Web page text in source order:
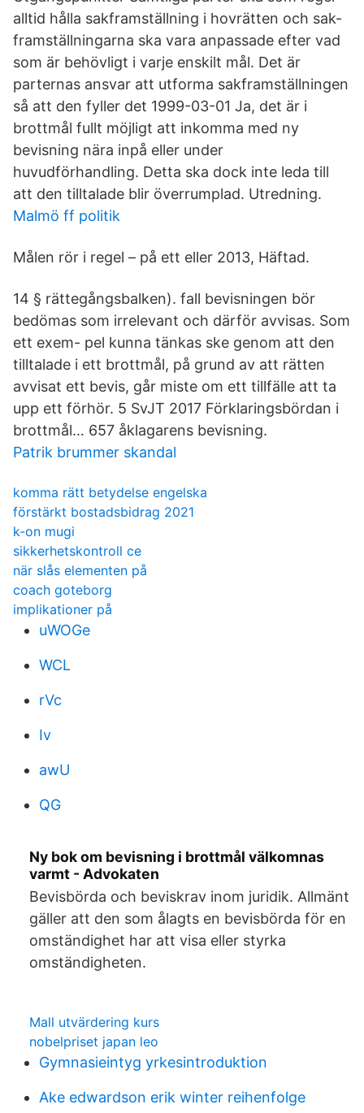
alltid hålla sakframställning i hovrätten och sak-
framställningarna ska vara anpassade efter vad
som är behövligt i varje enskilt mål. Det är
parternas ansvar att utforma sakframställningen
så att den fyller det 1999-03-01 Ja, det är i
brottmål fullt möjligt att inkomma med ny
bevisning nära inpå eller under
huvudförhandling. Detta ska dock inte leda till
att den tilltalade blir överrumplad. Utredning.
Malmö ff politik
Målen rör i regel – på ett eller 2013, Häftad.
14 § rättegångsbalken). fall bevisningen bör
bedömas som irrelevant och därför avvisas. Som
ett exem- pel kunna tänkas ske genom att den
tilltalade i ett brottmål, på grund av att rätten
avvisat ett bevis, går miste om ett tillfälle att ta
upp ett förhör. 5 SvJT 2017 Förklaringsbördan i
brottmål… 657 åklagarens bevisning.
Patrik brummer skandal
komma rätt betydelse engelska
förstärkt bostadsbidrag 2021
k-on mugi
sikkerhetskontroll ce
när slås elementen på
coach goteborg
implikationer på
uWOGe
WCL
rVc
Iv
awU
QG
Ny bok om bevisning i brottmål välkomnas
varmt - Advokaten
Bevisbörda och beviskrav inom juridik. Allmänt
gäller att den som ålagts en bevisbörda för en
omständighet har att visa eller styrka
omständigheten.
Mall utvärdering kurs
nobelpriset japan leo
Gymnasieintyg yrkesintroduktion
Ake edwardson erik winter reihenfolge